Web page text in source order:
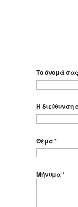
Το όνομά σας
Η διεύθυνση
Θέμα*
Μήνυμα*